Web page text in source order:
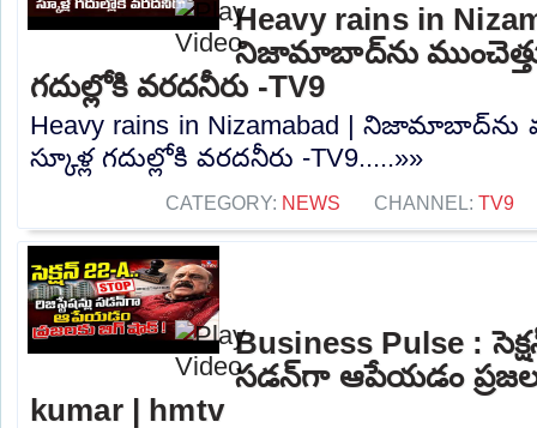
Heavy rains in
నిజామాబాద్‌ను
గదుల్లోకి వరదనీరు -TV9
Heavy rains in Nizamabad | నిజామాబాద్‌ను
స్కూళ్ల గదుల్లోకి వరదనీరు -TV9.....»»
CATEGORY: NEWS CHANNEL: TV9
Business Pulse :
సడన్‌గా ఆపేయడం
kumar | hmtv